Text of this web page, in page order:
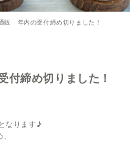
販 年内の受付締め切りました！
締め切りました！
なります♪